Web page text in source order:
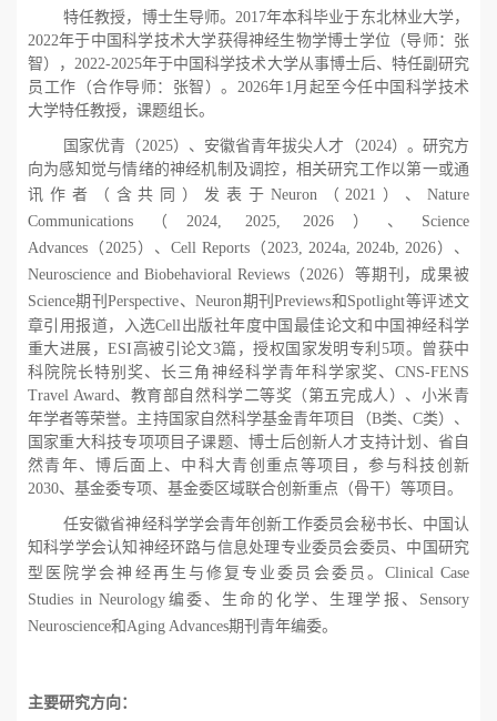
特任教授，博士生导师。 2017年本科毕业于东北林业大学，
2022年于中国科学技术大学获得神经生物学博士学位（导师：张
智），2022-2025年于中国科学技术大学从事博士后、特任副研究
员工作（合作导师：张智）。 2026年1月起至今任中国科学技术
大学特任教授，课题组长。
国家优青（2025）、安徽省青年拔尖人才（2024）。研究方
向为感知觉与情绪的神经机制及调控，相关研究工作以第一或通
讯作者（含共同）发表于 Neuron（2021 ）、 Nature
Communications （ 2024, 2025, 2026 ）、 Science
Advances （2025）、 Cell Reports （2023, 2024a, 2024b, 2026）、
Neuroscience and Biobehavioral Reviews（2026）等期刊，成果被
Science期刊Perspective、Neuron期刊Previews和 Spotlight等评述文
章引用报道，入选Cell出版社年度中国最佳论文和中国神经科学
重大进展，ESI 高被引论文3篇，授权国家发明专利 5项。曾获中
科院院长特别奖、长三角神经科学青年科学家奖、 CNS-FENS
Travel Award、教育部自然科学二等奖（第五完成人）、小米青
年学者等荣誉。主持国家自然科学基金青年项目（B类、 C类）、
国家重大科技专项项目子课题、博士后创新人才支持计划、省自
然青年、博后面上、中科大青创重点等项目，参与科技创新
2030、基金委专项、基金委区域联合创新重点（骨干）等项目。
任安徽省神经科学学会青年创新工作委员会秘书长、中国认
知科学学会认知神经环路与信息处理专业委员会委员、中国研究
型医院学会神经再生与修复专业委员会委员。 Clinical Case
Studies in Neurology 编委、生命的化学、生理学报、 Sensory
Neuroscience和Aging Advances期刊青年编委。
主要研究方向：